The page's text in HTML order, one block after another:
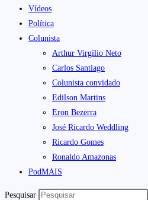
Vídeos
Política
Colunista
Arthur Virgílio Neto
Carlos Santiago
Colunista convidado
Edilson Martins
Eron Bezerra
José Ricardo Weddling
Ricardo Gomes
Ronaldo Amazonas
PodMAIS
Pesquisar